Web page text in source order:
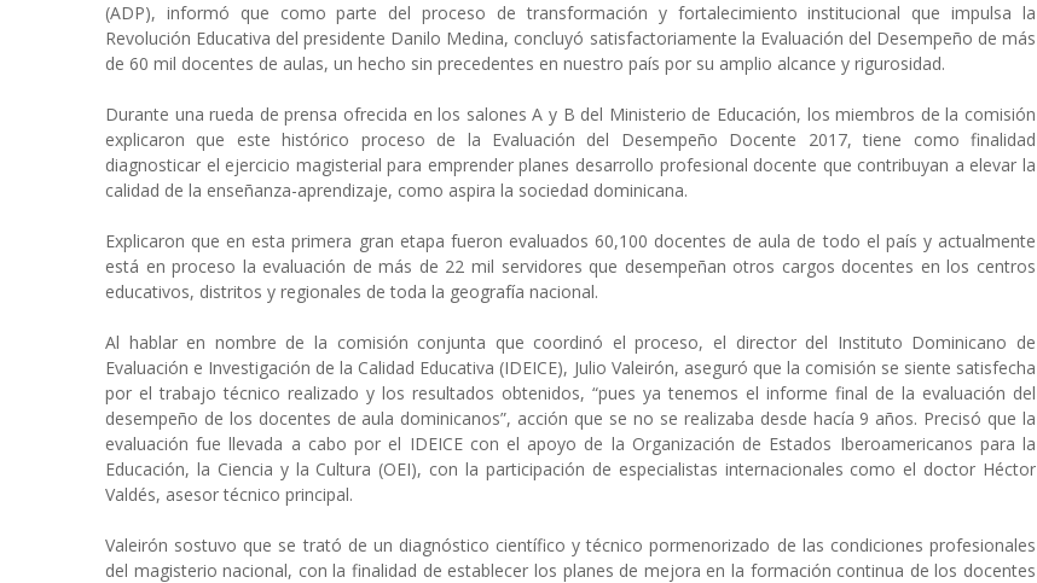
(ADP), informó que como parte del proceso de transformación y fortalecimiento institucional que impulsa la
Revolución Educativa del presidente Danilo Medina, concluyó satisfactoriamente la Evaluación del Desempeño de más
de 60 mil docentes de aulas, un hecho sin precedentes en nuestro país por su amplio alcance y rigurosidad.
Durante una rueda de prensa ofrecida en los salones A y B del Ministerio de Educación, los miembros de la comisión
explicaron que este histórico proceso de la Evaluación del Desempeño Docente 2017, tiene como finalidad
diagnosticar el ejercicio magisterial para emprender planes desarrollo profesional docente que contribuyan a elevar la
calidad de la enseñanza-aprendizaje, como aspira la sociedad dominicana.
Explicaron que en esta primera gran etapa fueron evaluados 60,100 docentes de aula de todo el país y actualmente
está en proceso la evaluación de más de 22 mil servidores que desempeñan otros cargos docentes en los centros
educativos, distritos y regionales de toda la geografía nacional.
Al hablar en nombre de la comisión conjunta que coordinó el proceso, el director del Instituto Dominicano de
Evaluación e Investigación de la Calidad Educativa (IDEICE), Julio Valeirón, aseguró que la comisión se siente satisfecha
por el trabajo técnico realizado y los resultados obtenidos, “pues ya tenemos el informe final de la evaluación del
desempeño de los docentes de aula dominicanos”, acción que se no se realizaba desde hacía 9 años. Precisó que la
evaluación fue llevada a cabo por el IDEICE con el apoyo de la Organización de Estados Iberoamericanos para la
Educación, la Ciencia y la Cultura (OEI), con la participación de especialistas internacionales como el doctor Héctor
Valdés, asesor técnico principal.
Valeirón sostuvo que se trató de un diagnóstico científico y técnico pormenorizado de las condiciones profesionales
del magisterio nacional, con la finalidad de establecer los planes de mejora en la formación continua de los docentes